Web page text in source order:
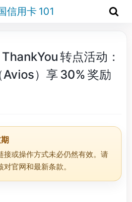
信用卡 101
转点活动：
）享 30% 奖励
接或操作方式未必仍然有效。请
官网和最新条款。